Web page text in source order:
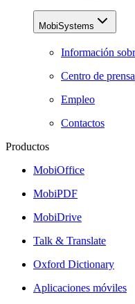
MobiSystems
Información
Centro de prensa
Empleo
Contactos
Productos
MobiOffice
MobiPDF
MobiDrive
Talk & Translate
Oxford Dictionary
Aplicaciones móviles